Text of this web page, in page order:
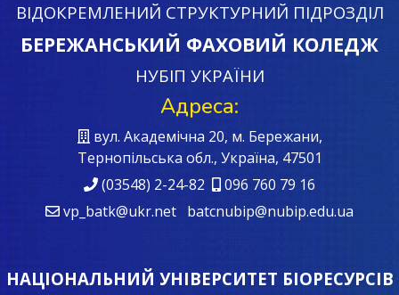
ВІДОКРЕМЛЕНИЙ СТРУКТУРНИЙ ПІДРОЗДІЛ
БЕРЕЖАНСЬКИЙ ФАХОВИЙ КОЛЕДЖ
НУБІП УКРАЇНИ
Адреса:
вул. Академічна 20, м. Бережани,
Тернопільська обл., Україна, 47501
(03548) 2-24-82
096 760 79 16
vp_batk@ukr.net batcnubip@nubip.edu.ua
НАЦІОНАЛЬНИЙ УНІВЕРСИТЕТ БІОРЕСУРСІВ